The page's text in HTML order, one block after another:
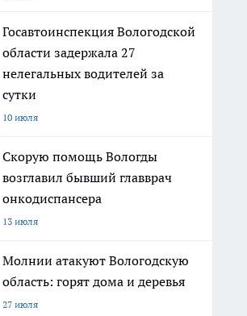
Госавтоинспекция Вологодской
области задержала 27
нелегальных водителей за
сутки
10 июля
Скорую помощь Вологды
возглавил бывший главврач
онкодиспансера
13 июля
Молнии атакуют Вологодскую
область: горят дома и деревья
27 июля